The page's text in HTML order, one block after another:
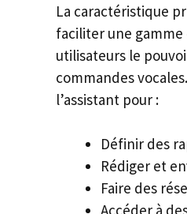
La caractéristique
faciliter une
utilisateurs le
commandes
l’assistant pour :
Définir des
Rédiger et
Faire des
Accéder à